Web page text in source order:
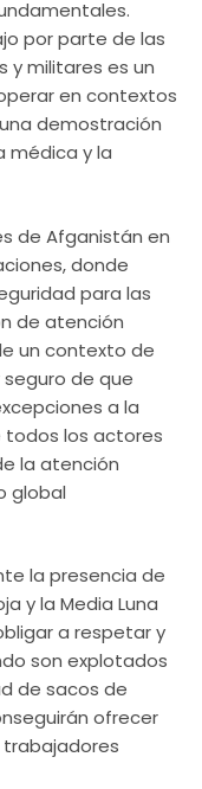
por parte de las
y militares es un
en contextos
demostración
médica y la
de Afganistán en
donde
para las
de atención
un contexto de
de que
a la
todos los actores
la atención
global
la presencia de
y la Media Luna
a respetar y
son explotados
de sacos de
ofrecer